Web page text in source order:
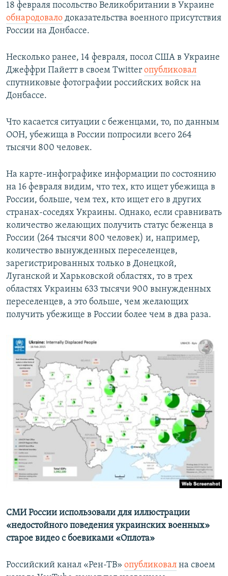
18 февраля посольство Великобритании в Украине
обнародовало доказательства военного присутствия
России на Донбассе.
Несколько ранее, 14 февраля, посол США в Украине
Джеффри Пайетт в своем Twitter опубликовал
спутниковые фотографии российских войск на
Донбассе.
Что касается ситуации с беженцами, то, по данным
ООН, убежища в России попросили всего 264
тысячи 800 человек.
На карте-инфографике информации по состоянию
на 16 февраля видим, что тех, кто ищет убежища в
России, больше, чем тех, кто ищет его в других
странах-соседях Украины. Однако, если сравнивать
количество желающих получить статус беженца в
России (264 тысячи 800 человек) и, например,
количество вынужденных переселенцев,
зарегистрированных только в Донецкой,
Луганской и Харьковской областях, то в трех
областях Украины 633 тысячи 900 вынужденных
переселенцев, а это больше, чем желающих
получить убежище в России более чем в два раза.
СМИ России использовали для иллюстрации
«недостойного поведения украинских военных»
старое видео с боевиками «Оплота»
Российский канал «Рен-ТВ» опубликовал на своем